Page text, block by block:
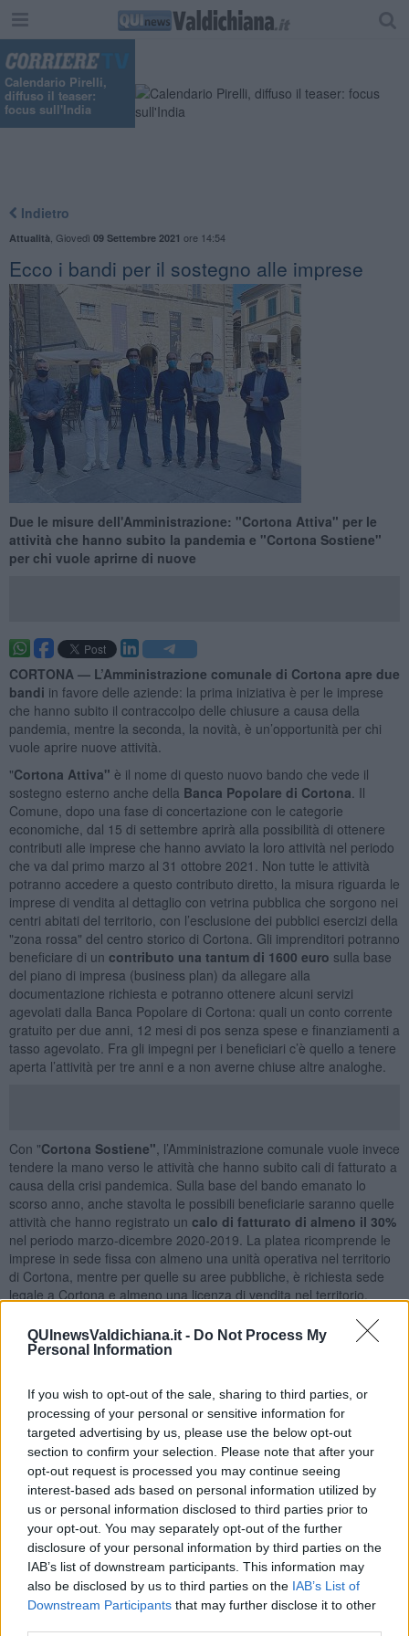
QUInewsValdichiana.it - Do Not Process My
Personal Information
If you wish to opt-out of the sale, sharing to third parties, or
processing of your personal or sensitive information for
targeted advertising by us, please use the below opt-out
section to confirm your selection. Please note that after your
opt-out request is processed you may continue seeing
interest-based ads based on personal information utilized by
us or personal information disclosed to third parties prior to
your opt-out. You may separately opt-out of the further
disclosure of your personal information by third parties on the
IAB’s list of downstream participants. This information may
also be disclosed by us to third parties on the IAB’s List of
Downstream Participants that may further disclose it to other
Calendario Pirelli,
diffuso il teaser:
focus sull'India
Indietro
Attualità Giovedì 09 Settembre 2021 ore 14:54
Ecco i bandi per il sostegno alle imprese
Due le misure dell'Amministrazione: "Cortona Attiva" per le
attività che hanno subito la pandemia e "Cortona Sostiene"
per chi vuole aprirne di nuove
CORTONA — L’Amministrazione comunale di Cortona apre due
bandi in favore delle aziende: la prima iniziativa è per le imprese
che hanno subito il contraccolpo delle chiusure a causa della
pandemia, mentre la seconda, la novità, è un’opportunità per chi
vuole aprire nuove attività.
"Cortona Attiva" è il nome di questo nuovo bando che vede il
sostegno esterno anche della Banca Popolare di Cortona . Il
Comune, dopo una fase di concertazione con le categorie
economiche, dal 15 di settembre aprirà alla possibilità di ottenere
contributi alle imprese che hanno avviato la loro attività nel periodo
che va dal primo marzo al 31 ottobre 2021. Non tutte le attività
potranno accedere a questo contributo diretto, la misura riguarda le
imprese di vendita al dettaglio con vetrina pubblica che sorgono nei
centri abitati del territorio, con l’esclusione dei pubblici esercizi della
"zona rossa" del centro storico di Cortona. Gli imprenditori potranno
beneficiare di un contributo una tantum di 1600 euro sulla base
del piano di impresa (business plan) da allegare alla
documentazione richiesta e potranno ottenere alcuni servizi
agevolati dalla Banca Popolare di Cortona: quali un conto corrente
gratuito per due anni, 12 mesi di pos senza spese e finanziamenti a
tasso agevolato. Fra gli impegni per i beneficiari c’è quello a tenere
aperta l’attività per tre anni e a non averne chiuse altre analoghe.
Con "Cortona Sostiene" , l’Amministrazione comunale vuole invece
tendere la mano verso le attività che hanno subito cali di fatturato a
causa della crisi pandemica. Sulla base del bando emanato lo
scorso anno, anche stavolta le possibili beneficiarie saranno quelle
attività che hanno registrato un calo di fatturato di almeno il 30%
nel periodo marzo-dicembre 2020-2019. La platea ricomprende le
imprese in sede fissa con almeno una unità operativa nel territorio
di Cortona, mentre per quelle su aree pubbliche, è richiesta sede
legale a Cortona e almeno una licenza di vendita nel territorio.
Ateco è ricompreso nella lista, quelle non hanno pendenze
tributarie con il Comune e che si impegnano a restare operative per
realtà in graduatoria c’è la possibilità di ottenere 400 euro, le
domande vanno presentate entro il 31 ottobre 2021.
"Le misure in favore delle imprese si rafforzano - dichiara il sindaco
Luciano Meoni- già l’anno scorso il Comune ha erogato risorse
nei confronti delle realtà colpite dalle chiusure. Quest’anno oltre a
replicare questa iniziativa, offriamo un’ulteriore misura volta a
favorire l’apertura di attività commerciali di vicinato. L’opportunità,
come concertato con le categorie economiche, non è a pioggia ma
prevede la presentazione di un piano di impresa da cui si possa
comprendere la qualità della nuova iniziativa imprenditoriale.
Ringraziamo per essere al nostro fianco, con ulteriori agevolazioni
per le nuove attività, anche la Banca Popolare di Cortona. Con
questa misura - chiosa il sindaco - vogliamo favorire la riapertura di
serrande che purtroppo si sono abbassate nei mesi più gravi della